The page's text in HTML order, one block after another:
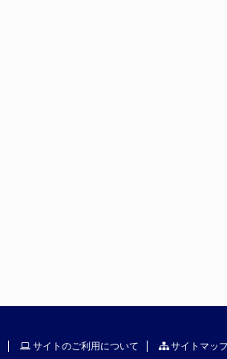
サイトのご利用について サイトマッ